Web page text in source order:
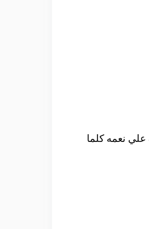
علي نعمه كلما